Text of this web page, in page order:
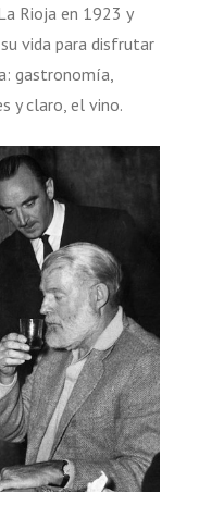
Rioja en 1923 y
vida para disfrutar
gastronomía,
y claro, el vino.